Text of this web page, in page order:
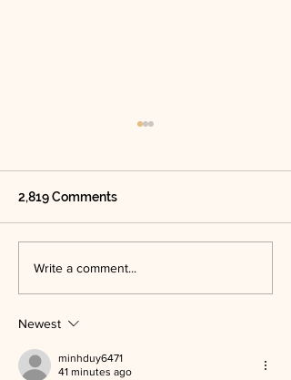
As seen in the October
issue of British Vogue,
cocktails is Lost & Found
2,819 Comments
Write a comment...
Newest
minhduy6471
41 minutes ago